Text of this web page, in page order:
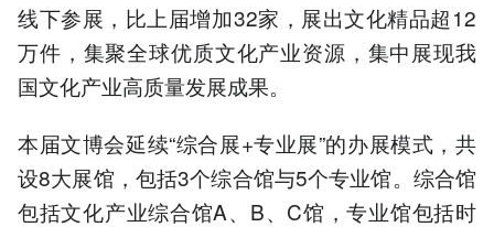
线下参展，比上届增加32家，展出文化精品超12
万件，集聚全球优质文化产业资源，集中展现我
国文化产业高质量发展成果。
本届文博会延续“综合展+专业展”的办展模式，共
设8大展馆，包括3个综合馆与5个专业馆。综合馆
包括文化产业综合馆A、B、C馆，专业馆包括时